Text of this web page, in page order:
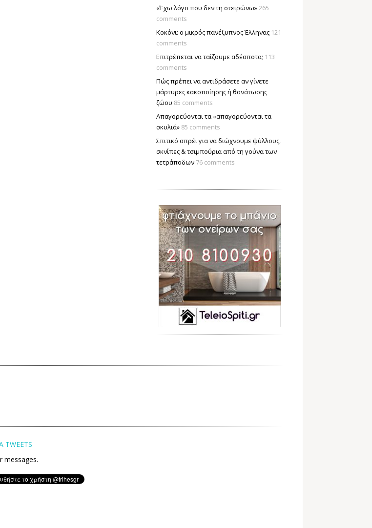
«Έχω λόγο που δεν τη στειρώνω»265
comments
Κοκόνι: ο μικρός πανέξυπνος Έλληνας 121
comments
Επιτρέπεται να ταΐζουµε αδέσποτα; 113
comments
Πώς πρέπει να αντιδράσετε αν γίνετε
μάρτυρες κακοποίησης ή θανάτωσης
ζώου 85 comments
Απαγορεύονται τα «απαγορεύονται τα
σκυλιά» 85 comments
Σπιτικό σπρέι για να διώχνουμε ψύλλους,
σκνίπες & τσιμπούρια από τη γούνα των
τετράποδων 76 comments
TWEETS
messages.